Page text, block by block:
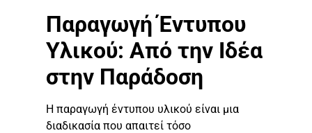
Παραγωγή Έντυπου
Υλικού: Από την Ιδέα
στην Παράδοση
Η παραγωγή έντυπου υλικού είναι μια
διαδικασία που απαιτεί τόσο